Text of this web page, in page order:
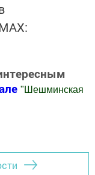
" Шешминская